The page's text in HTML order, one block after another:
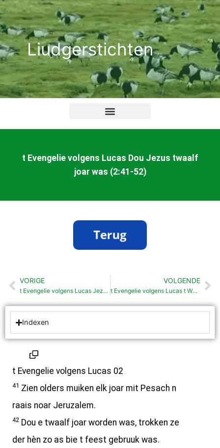
Ga
naar
de
inhoudLiudgerstichten
t Evengelie volgens Lucas Dou Jezus twaalf
joar was (2:41-52)
Vorige
VORIGE
t Evengelie volgens Lucas Jezus in tempel bie Simeon en Hanna (2:22-40)
VOLGENDE
t Evengelie volgens Lucas t Waark van Johannes de Deuper (3: 1-20)
Indexen
t Evengelie volgens Lucas 02
41 Zien olders muiken elk joar mit Pesach n
raais noar Jeruzalem.
42 Dou e twaalf joar worden was, trokken ze
der hèn zo as bie t feest gebruuk was.